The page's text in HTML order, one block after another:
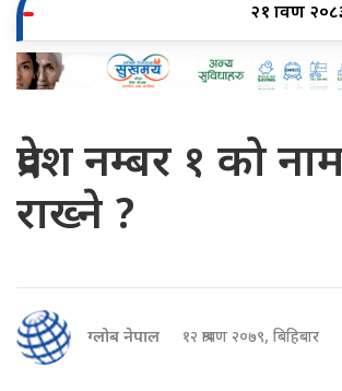
२१ श्रावण
प्रदेश नम्बर १ को
राख्ने ?
ग्लोब नेपाल १२ श्रावण २०७९, बिहिबार